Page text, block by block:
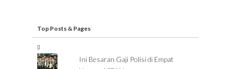
Top Posts & Pages
Ini Besaran Gaji Polisi di Empat